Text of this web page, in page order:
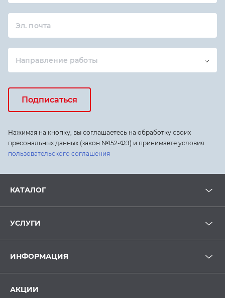
Эл. почта
Направление работы
Подписаться
Нажимая на кнопку, вы соглашаетесь на обработку своих
пресональных данных (закон №152-ФЗ) и принимаете условия
пользовательского соглашения
КАТАЛОГ
УСЛУГИ
ИНФОРМАЦИЯ
АКЦИИ